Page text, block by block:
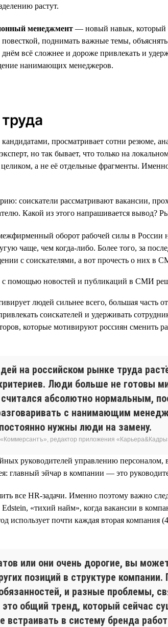
растут.
менеджмент — новый навык, который
поднимать важные темы, объяснять
всё сложнее и дороже привлекать и
нанимающих менеджеров.
просматривает сотни резюме,
но так бывает, что только на
а не её отдельные фрагменты.
соискатели рассматривают вакансии,
Какой из этого напрашивается вывод?
оборот рабочей силы в России
чаще, чем когда-либо. Более того, за
с соискателями, а вот прочесть о них в
людей сильнее всего, большая часть
соискателей и удерживать
которые мотивируют россиян сменить
на российском рынке труда
Люди больше не готовы
абсолютно нормальным,
с нанимающим
нужны люди на замену.
редактор приложения
руководителей управлению
главный эйчар в компании — это
все HR-задачи. Именно поэтому важно
«тихий найм», когда вакансии в
использует почти каждая вторая компания
или они очень дорогие, вы
позиций в структуре
и разные проблемы,
общий тренд, который сейчас
встраивать в систему бренда